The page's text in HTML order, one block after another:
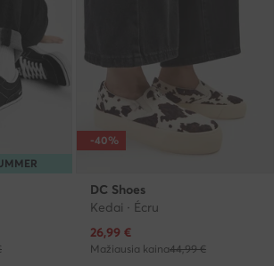
-40%
DC Shoes
Kedai · Écru
Dabartinė kaina
26,99 €
Mažiausia kaina44,99 €